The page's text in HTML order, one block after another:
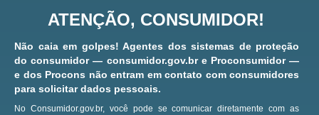
ATENÇÃO, CONSUMIDOR!
Não caia em golpes! Agentes dos sistemas de proteção
do consumidor — consumidor.gov.br e Proconsumidor —
e dos Procons não entram em contato com consumidores
para solicitar dados pessoais.
No Consumidor.gov.br, você pode se comunicar diretamente com as